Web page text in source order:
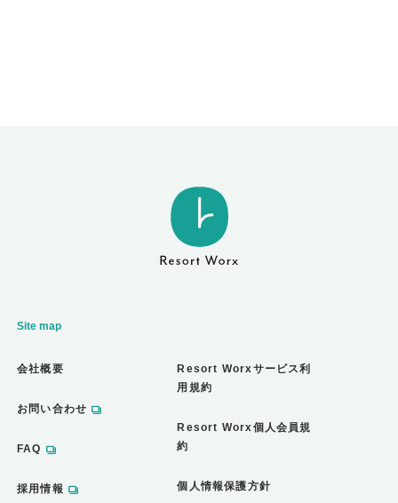
Site map
会社概要
お問い合わせ
FAQ
採用情報
Resort Worxサービス利
用規約
Resort Worx個人会員規
約
個人情報保護方針